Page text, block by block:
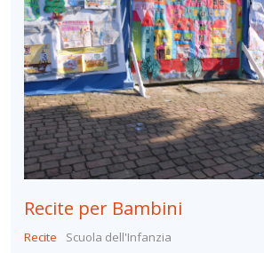
Recite per Bambini
Recite Scuola dell'Infanzia